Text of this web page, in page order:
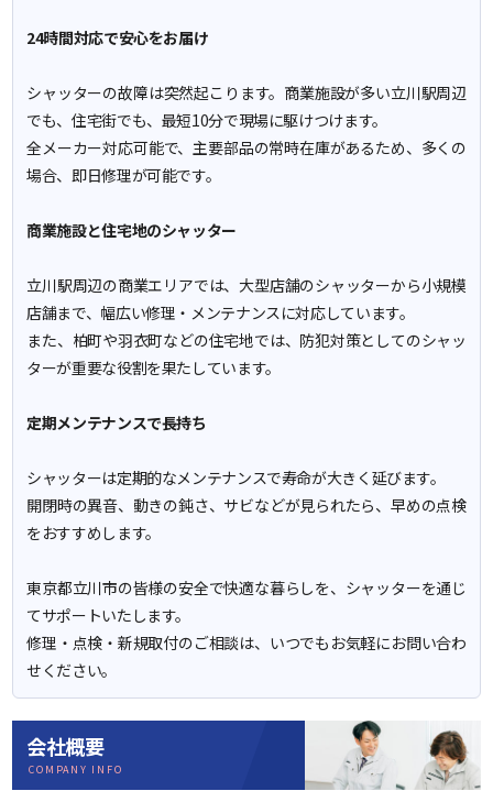
24時間対応で安心をお届け
シャッターの故障は突然起こります。商業施設が多い立川駅周辺
でも、住宅街でも、最短10分で現場に駆けつけます。
全メーカー対応可能で、主要部品の常時在庫があるため、多くの
場合、即日修理が可能です。
商業施設と住宅地のシャッター
立川駅周辺の商業エリアでは、大型店舗のシャッターから小規模
店舗まで、幅広い修理・メンテナンスに対応しています。
また、柏町や羽衣町などの住宅地では、防犯対策としてのシャッ
ターが重要な役割を果たしています。
定期メンテナンスで長持ち
シャッターは定期的なメンテナンスで寿命が大きく延びます。
開閉時の異音、動きの鈍さ、サビなどが見られたら、早めの点検
をおすすめします。
東京都立川市の皆様の安全で快適な暮らしを、シャッターを通じ
てサポートいたします。
修理・点検・新規取付のご相談は、いつでもお気軽にお問い合わ
せください。
会社概要
COMPANY INFO